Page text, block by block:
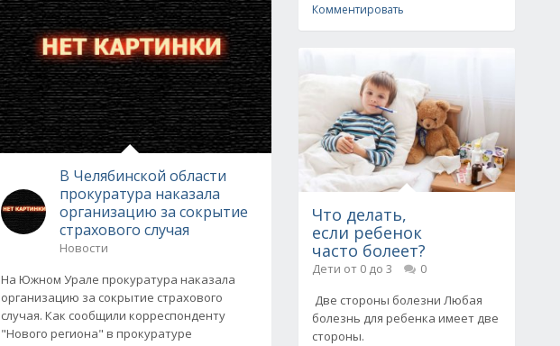
В Челябинской области
прокуратура наказала
организацию за сокрытие
страхового случая
Новости
На Южном Урале прокуратура наказала
организацию за сокрытие страхового
случая. Как сообщили корреспонденту
"Нового региона" в прокуратуре
Комментировать
Что делать,
если ребенок
часто болеет?
Дети от 0 до 3
0
Две стороны болезни Любая
болезнь для ребенка имеет две
стороны.